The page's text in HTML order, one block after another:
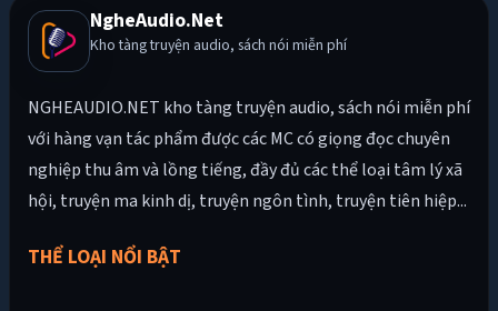
NgheAudio.Net
Kho tàng truyện audio, sách nói miễn phí
NGHEAUDIO.NET kho tàng truyện audio, sách nói miễn phí
với hàng vạn tác phẩm được các MC có giọng đọc chuyên
nghiệp thu âm và lồng tiếng, đầy đủ các thể loại tâm lý xã
hội, truyện ma kinh dị, truyện ngôn tình, truyện tiên hiệp...
THỂ LOẠI NỔI BẬT